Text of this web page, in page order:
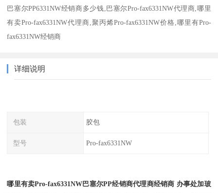
巴塞尔PP6331NW经销商多少钱,巴塞尔Pro-fax6331NW代理商,哪里
有卖Pro-fax6331NW代理商,聚丙烯Pro-fax6331NW价格,哪里有Pro-
fax6331NW经销商
详细说明
包装 胶包
型号 Pro-fax6331NW
哪里有卖Pro-fax6331NW 巴塞尔PP经销商代理商经销商 办事处加玻